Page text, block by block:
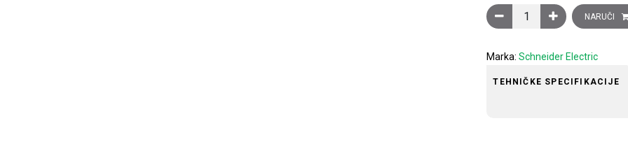
Blok pomoćnih kontakata
NARUČI
Marka:Schneider Electric
TEHNIČKE SPECIFIKACIJE